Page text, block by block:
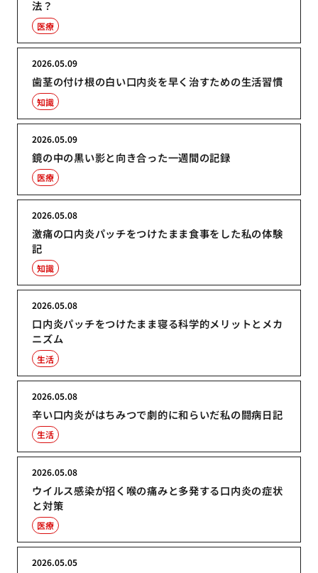
法？
医療
歯茎の付け根の白い口内炎を早く治すための生活習慣
2026.05.09
知識
鏡の中の黒い影と向き合った一週間の記録
2026.05.09
医療
激痛の口内炎パッチをつけたまま食事をした私の体験
記
2026.05.08
知識
口内炎パッチをつけたまま寝る科学的メリットとメカ
ニズム
2026.05.08
生活
辛い口内炎がはちみつで劇的に和らいだ私の闘病日記
2026.05.08
生活
ウイルス感染が招く喉の痛みと多発する口内炎の症状
と対策
2026.05.08
医療
2026.05.05